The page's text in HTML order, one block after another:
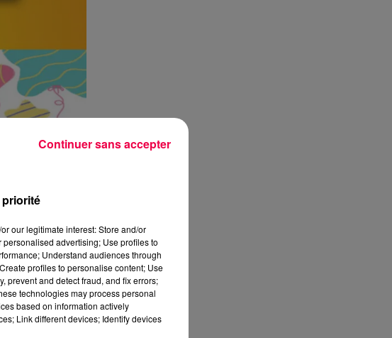
priorité
our legitimate interest: Store and/or
advertising; Use profiles to
Understand audiences through
profiles to personalise content; Use
prevent and detect fraud, and fix errors;
technologies may process personal
based on information actively
Link different devices; Identify devices
Continuer sans accepter